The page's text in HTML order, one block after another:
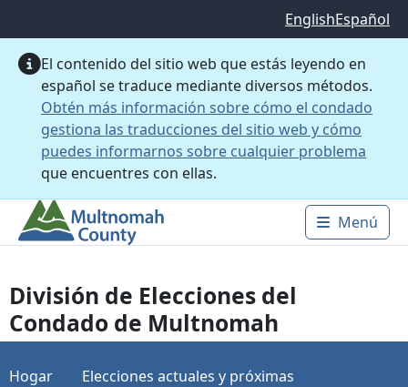
EnglishEspañol
El contenido del sitio web que estás leyendo en
español se traduce mediante diversos métodos.
Obtén más información sobre cómo el condado
gestiona las traducciones del sitio web y cómo
puedes informarnos sobre cualquier problema
que encuentres con ellas.
Main
Menú
División de Elecciones del
Condado de Multnomah
Hogar Elecciones actuales y próximas